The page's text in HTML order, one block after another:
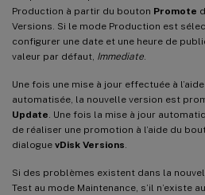
Production à partir du bouton Promote
Versions. Si le mode Production est
configurer une date et une heure de
valeur par défaut, Immediate
Une fois une mise à jour effectuée à
automatisée, la nouvelle version est
Update . Une fois la mise à jour
de réaliser une promotion à l’aide du
dialogue vDisk Versions
Si des problèmes existent dans la
Test au mode Maintenance, s’il n’existe